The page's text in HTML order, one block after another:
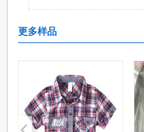
更多样品